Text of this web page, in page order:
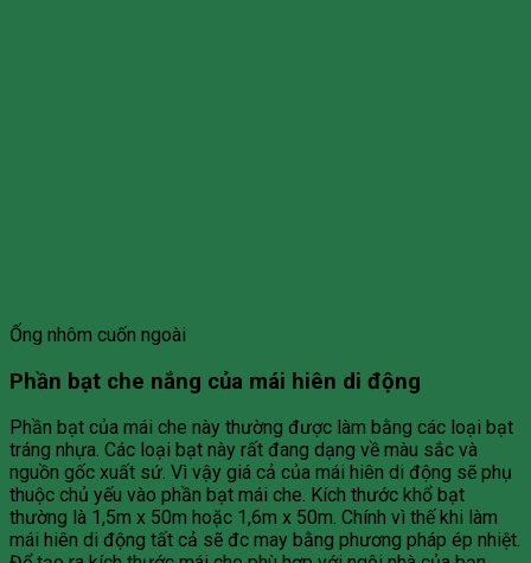
Ống nhôm cuốn ngoài
Phần bạt che nắng của mái hiên di động
Phần bạt của mái che này thường được làm bằng các loại bạt
tráng nhựa. Các loại bạt này rất đang dạng về màu sắc và
nguồn gốc xuất sứ. Vì vậy giá cả của mái hiên di động sẽ phụ
thuộc chủ yếu vào phần bạt mái che. Kích thước khổ bạt
thường là 1,5m x 50m hoặc 1,6m x 50m. Chính vì thế khi làm
mái hiên di động tất cả sẽ đc may bằng phương pháp ép nhiệt.